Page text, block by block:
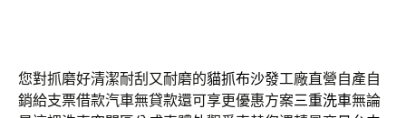
您對抓磨好清潔耐刮又耐磨的貓抓布沙發工廠直營自產自
銷給支票借款汽車無貸款還可享更優惠方案三重洗車無論